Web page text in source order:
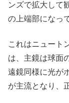
ンズで拡大して
の上端部になっ
これはニュート
は、主鏡は球面
遠鏡同様に光が
が主流となり、